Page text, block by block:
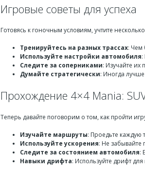
Игровые советы для успеха
Готовясь к гоночным условиям, учтите
Тренируйтесь на разных трассах: Чем
Используйте настройки автомобиля:
Следите за соперниками: Изучайте их
Думайте стратегически: Иногда
Прохождение 4×4 Mania:
Теперь давайте поговорим о том, как пройти
Изучайте маршруты: Проедьте каждую
Используйте ускорения: Не забывайте
Следите за состоянием автомобиля:
Навыки дрифта: Используйте дрифт